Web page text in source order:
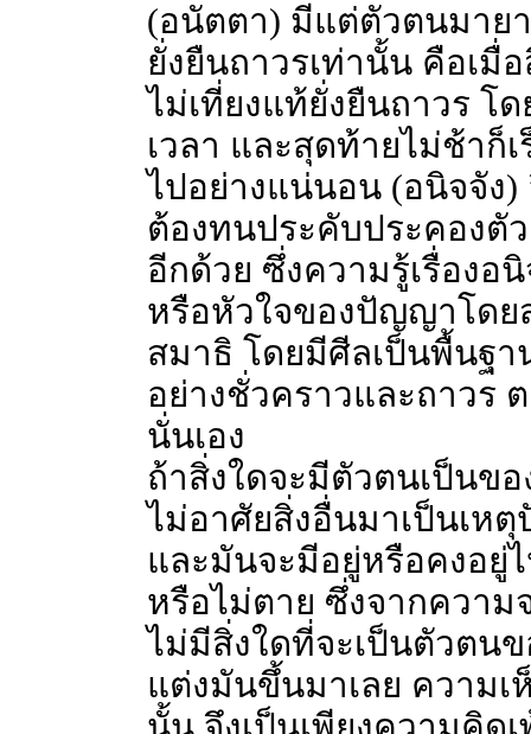
(อนัตตา) มีแต่ตัวตนมาย
ยั่งยืนถาวรเท่านั้น คือเมื่
ไม่เที่ยงแท้ยั่งยืนถาวร โ
เวลา และสุดท้ายไม่ช้าก็
ไปอย่างแน่นอน (อนิจจัง
ต้องทนประคับประคองตั
อีกด้วย ซึ่งความรู้เรื่อง
หรือหัวใจของปัญญาโดย
สมาธิ โดยมีศีลเป็นพื้นฐ
อย่างชั่วคราวและถาวร
นั่นเอง
ถ้าสิ่งใดจะมีตัวตนเป็นข
ไม่อาศัยสิ่งอื่นมาเป็นเห
และมันจะมีอยู่หรือคงอยู่
หรือไม่ตาย ซึ่งจากความ
ไม่มีสิ่งใดที่จะเป็นตัวตน
แต่งมันขึ้นมาเลย ความเ